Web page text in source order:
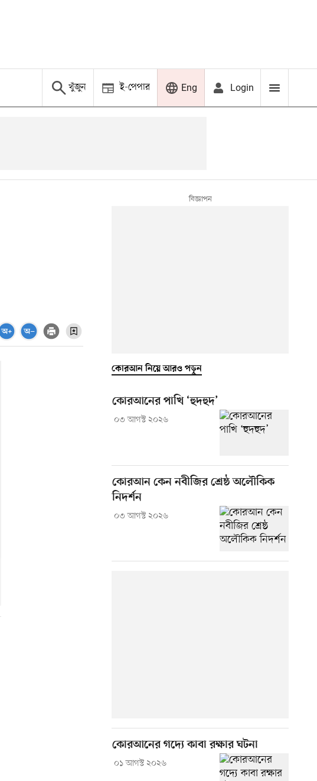
খুঁজুন ই-পেপার Eng Login
কোরআন নিয়ে আরও পড়ুন
কোরআনের পাখি ‘হুদহুদ’
০৩ আগস্ট ২০২৬
কোরআন কেন নবীজির শ্রেষ্ঠ অলৌকিক
নিদর্শন
০৩ আগস্ট ২০২৬
কোরআনের গদ্যে কাবা রক্ষার ঘটনা
০১ আগস্ট ২০২৬